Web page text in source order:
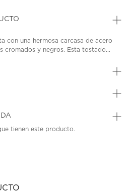
con una hermosa carcasa de acero
cromados y negros. Esta tostado...
tienen este producto.